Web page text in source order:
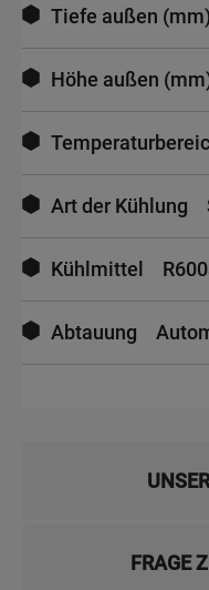
Tiefe außen (mm)
Höhe außen
Art der Kühlung
Kühlmittel
Abtauung
FRAGE